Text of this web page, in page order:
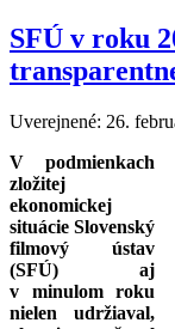
SFÚ v roku
Uverejnené: 26.
V podmienkach
zložitej
ekonomickej
situácie Slovenský
filmový ústav
(SFÚ) aj
v minulom roku
nielen udržiaval,